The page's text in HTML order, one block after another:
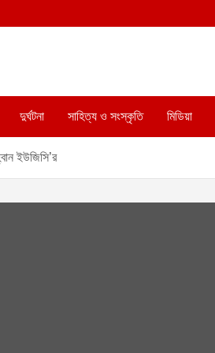
দুর্ঘটনা সাহিত্য ও সংস্কৃতি মিডিয়া
ইউজিসি’র